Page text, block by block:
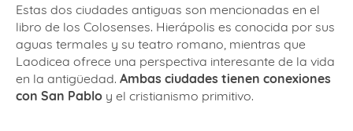
Estas dos ciudades antiguas son mencionadas en el
libro de los Colosenses. Hierápolis es conocida por sus
aguas termales y su teatro romano, mientras que
Laodicea ofrece una perspectiva interesante de la vida
en la antigüedad. Ambas ciudades tienen conexiones
con San Pablo y el cristianismo primitivo.